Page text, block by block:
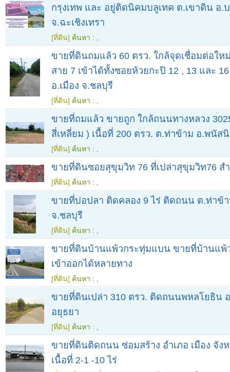
กรุงเทพ และ อยู่ติดนิคมบลูเทค ต.เขาดิน อ.
จ.ฉะเชิงเทรา
[ที่ดิน] ค้นหา :
ขายที่ดินถมแล้ว 60 ตรว. ใกล้จุดเชื่อมต่อให
สาย 7 เข้าได้ทั้งซอยห้วยกะปิ 12 , 13 และ
อ.เมือง จ.ชลบุรี
[ที่ดิน] ค้นหา :
ขายที่ถมแล้ว ขายถูก ใกล้ถนนทางหลวง
สี่เหลี่ยม ) เนื้อที่ 200 ตรว. ต.ท่าข้าม อ.พนัส
[ที่ดิน] ค้นหา :
ขายที่ดินซอยสุขุมวิท 76 ที่เปล่าสุขุมวิท76 สำ
[ที่ดิน] ค้นหา :
ขายที่บ่อปลา ติดคลอง 9 ไร่ ติดถนน ต.ท่าข้
จ.ชลบุรี
[ที่ดิน] ค้นหา :
ขายที่ดินบ้านแพ้วกระทุ่มแบน ขายที่บ้านแพ้
เข้าออกได้หลายทาง
[ที่ดิน] ค้นหา :
ขายที่ดินเปล่า 310 ตรว. ติดถนนพหลโยธิน
อยุธยา
[ที่ดิน] ค้นหา :
ขายที่ดินติดถนน ซ่อมสร้าง อำเภอ เมือง จัง
เนื้อที่ 2-1 -10 ไร่